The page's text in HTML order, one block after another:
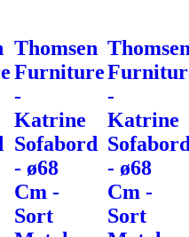
Thomsen
Furniture
-
Katrine
Sofabord
- ø68
Cm -
Sort
-
Katrine
- ø68
Cm -
Sort